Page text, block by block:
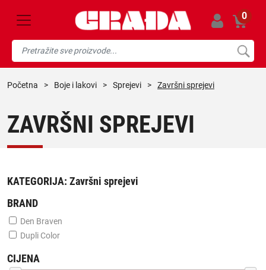
0
početna > boje i lakovi > sprejevi > Završni sprejevi
ZAVRŠNI SPREJEVI
KATEGORIJA: Završni sprejevi
BRAND
Den Braven
Dupli Color
CIJENA